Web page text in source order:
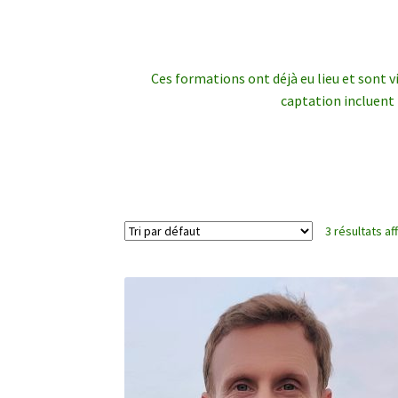
Ces formations ont déjà eu lieu et sont
captation incluent
3 résultats